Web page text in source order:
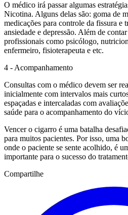
O médico irá passar algumas
Nicotina. Alguns delas são: goma de
medicações para controle da fissura e
ansiedade e depressão. Além de
profissionais como psicólogo,
enfermeiro, fisioterapeuta e etc.
4 - Acompanhamento
Consultas com o médico devem ser
inicialmente com intervalos mais
espaçadas e intercaladas com
saúde para o acompanhamento do
Vencer o cigarro é uma batalha
para muitos pacientes. Por isso, uma
onde o paciente se sente acolhido, é
importante para o sucesso do
Compartilhe